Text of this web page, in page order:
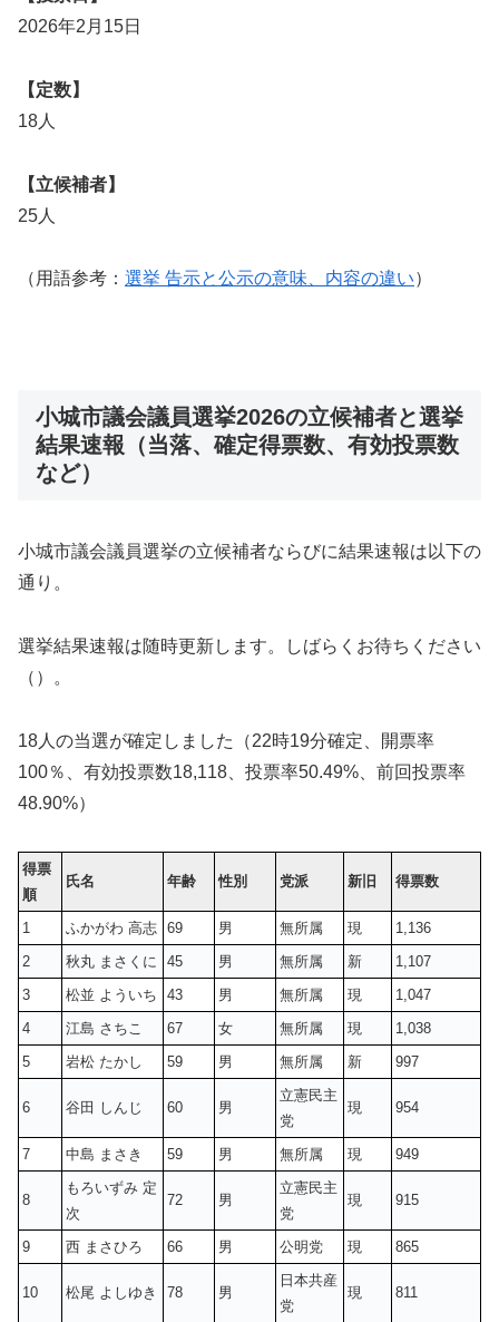
2026年2月15日
【定数】
18人
【立候補者】
25人
（用語参考： 選挙 告示と公示の意味、内容の違い）
小城市議会議員選挙2026の立候補者と選挙
結果速報（当落、確定得票数、有効投票数
など）
小城市議会議員選挙の立候補者ならびに結果速報は以下の
通り。
選挙結果速報は随時更新します。しばらくお待ちください
（）。
18人の当選が確定しました（22時19分確定、開票率
100％、有効投票数18,118 、投票率50.49%、前回投票率
48.90%）
得票
順
氏名 年齢 性別 党派 新旧 得票数
1 ふかがわ 高志 69 男 無所属 現
1,136
2
秋丸 まさくに 45 男 無所属 新
1,107
3
松並 よういち 43 男 無所属 現
1,047
4
江島 さちこ 67 女 無所属 現
1,038
5
岩松 たかし 59 男 無所属 新 997
6 谷田 しんじ 60 男
立憲民主
党
現 954
7 中島 まさき 59 男 無所属 現 949
8
もろいずみ 定
次
72 男
立憲民主
党
現 915
9 西 まさひろ 66 男 公明党 現 865
10 松尾 よしゆき 78 男
日本共産
党
現 811